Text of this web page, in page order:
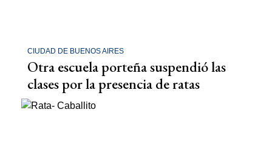
CIUDAD DE BUENOS AIRES
Otra escuela porteña suspendió las
clases por la presencia de ratas